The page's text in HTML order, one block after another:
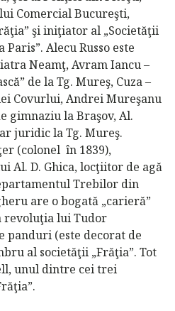
Comercial Bucureşti,
şi iniţiator al „Societăţii
Alecu Russo este
Neamţ, Avram Iancu –
de la Tg. Mureş, Cuza –
Covurlui, Andrei Mureşanu
gimnaziu la Braşov, Al.
juridic la Tg. Mureş.
(colonel în 1839),
Al. D. Ghica, locţiitor de agă
Trebilor din
are o bogată „carieră”
revoluţia lui Tudor
panduri (este decorat de
al societăţii „Frăţia”. Tot
unul dintre cei trei